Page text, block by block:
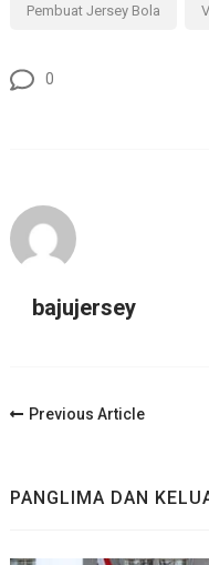
Pembuat Jersey Bola
0
bajujersey
Post
Previous Article
PANGLIMA DAN